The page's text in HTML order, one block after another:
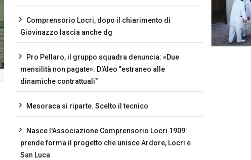
Comprensorio Locri, dopo il chiarimento di
Giovinazzo lascia anche dg
Pro Pellaro, il gruppo squadra denuncia: «Due
mensilità non pagate». D'Aleo "estraneo alle
dinamiche contrattuali"
Mesoraca si riparte. Scelto il tecnico
Nasce l'Associazione Comprensorio Locri 1909:
prende forma il progetto che unisce Ardore, Locri e
San Luca